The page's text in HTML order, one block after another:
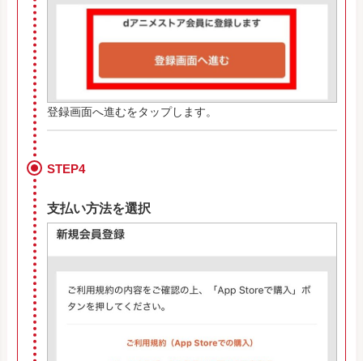
登録画面へ進むをタップします。
STEP4
支払い方法を選択